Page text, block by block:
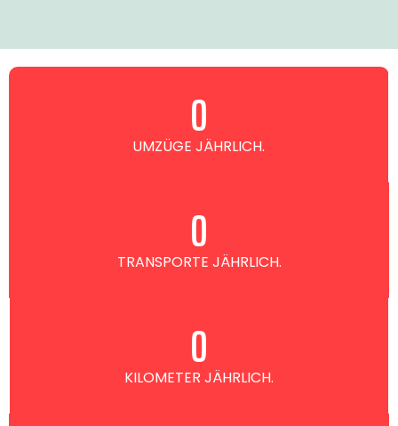
UMZÜGE JÄHRLICH.
0
TRANSPORTE JÄHRLICH.
0
KILOMETER JÄHRLICH.
0